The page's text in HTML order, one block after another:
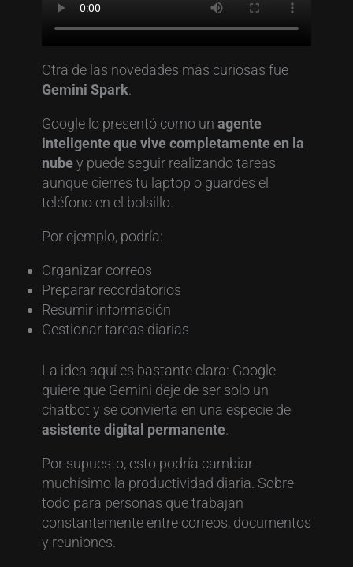
Otra de las novedades más curiosas fue
Gemini Spark.
Google lo presentó como un agente
inteligente que vive completamente en la
nubey puede seguir realizando tareas
aunque cierres tu laptop o guardes el
teléfono en el bolsillo.
Por ejemplo, podría:
Organizar correos
Preparar recordatorios
Resumir información
Gestionar tareas diarias
La idea aquí es bastante clara: Google
quiere que Gemini deje de ser solo un
chatbot y se convierta en una especie de
asistente digital permanente.
Por supuesto, esto podría cambiar
muchísimo la productividad diaria. Sobre
todo para personas que trabajan
constantemente entre correos, documentos
y reuniones.